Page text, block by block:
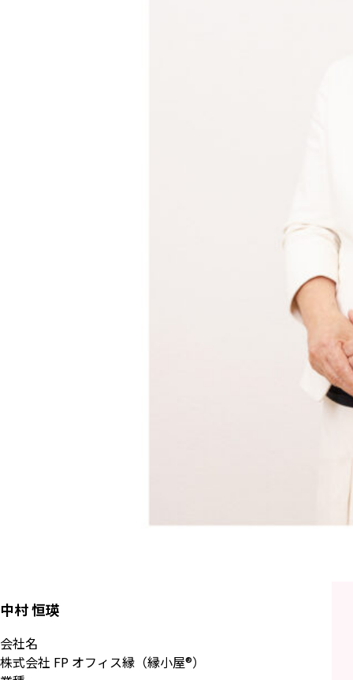
中村 恒瑛
会社名
株式会社 FP オフィス縁（縁小屋®）